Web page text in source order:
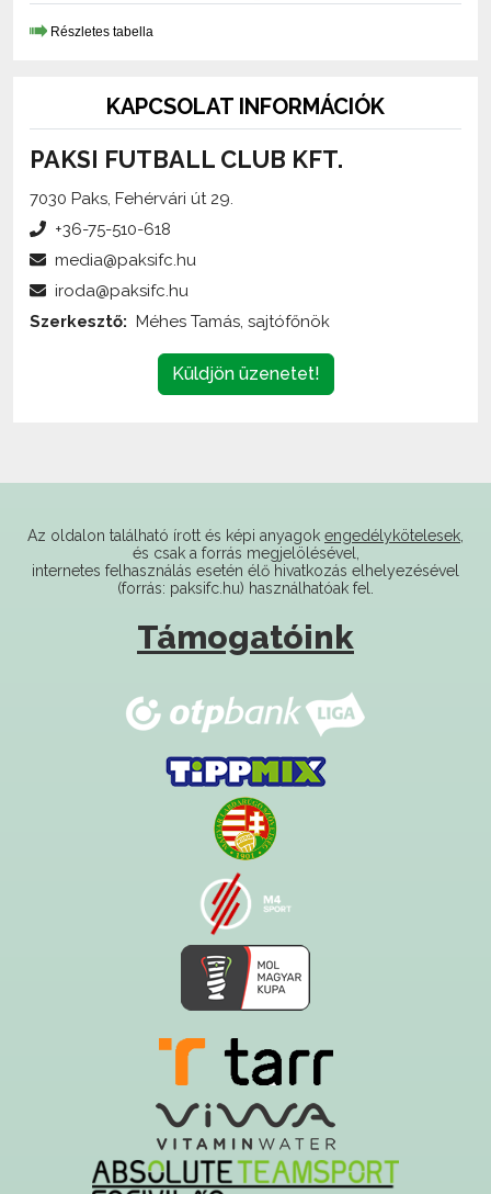
Részletes tabella
KAPCSOLAT INFORMÁCIÓK
PAKSI FUTBALL CLUB KFT.
7030 Paks, Fehérvári út 29.
+36-75-510-618
media@paksifc.hu
iroda@paksifc.hu
Szerkesztő: Méhes Tamás, sajtófőnök
Küldjön üzenetet!
Az oldalon található írott és képi anyagok engedélykötelesek
és csak a forrás megjelölésével,
internetes felhasználás esetén élő hivatkozás elhelyezésével
(forrás: paksifc.hu) használhatóak fel.
Támogatóink